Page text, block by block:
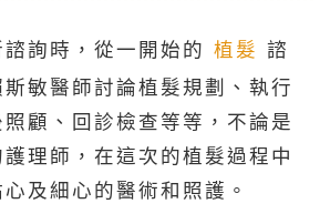
詢時，從一開始的 植髮 諮
敏醫師討論植髮規劃、執行
顧、回診檢查等等，不論是
理師，在這次的植髮過程中
及細心的醫術和照護。